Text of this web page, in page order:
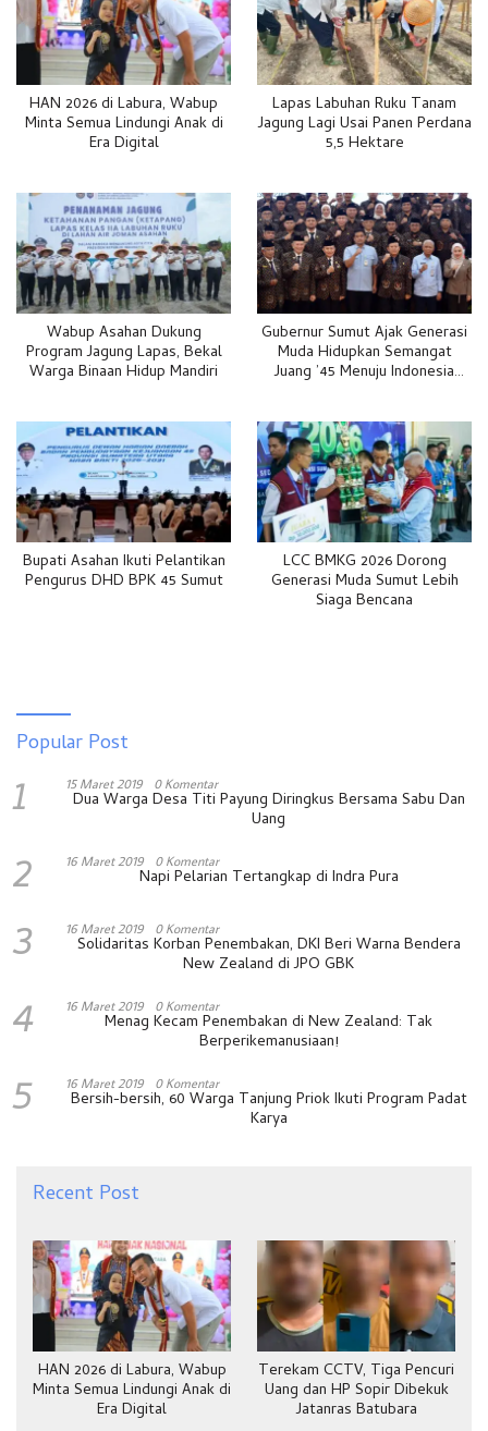
HAN 2026 di Labura, Wabup
Minta Semua Lindungi Anak di
Era Digital
Lapas Labuhan Ruku Tanam
Jagung Lagi Usai Panen Perdana
5,5 Hektare
Wabup Asahan Dukung
Program Jagung Lapas, Bekal
Warga Binaan Hidup Mandiri
Gubernur Sumut Ajak Generasi
Muda Hidupkan Semangat
Juang ’45 Menuju Indonesia
Bupati Asahan Ikuti Pelantikan
Pengurus DHD BPK 45 Sumut
LCC BMKG 2026 Dorong
Generasi Muda Sumut Lebih
Siaga Bencana
Popular Post
1 15 Maret 2019 0 Komentar
Dua Warga Desa Titi Payung Diringkus Bersama Sabu Dan
Uang
2 16 Maret 2019 0 Komentar
Napi Pelarian Tertangkap di Indra Pura
3 16 Maret 2019 0 Komentar
Solidaritas Korban Penembakan, DKI Beri Warna Bendera
New Zealand di JPO GBK
4 16 Maret 2019 0 Komentar
Menag Kecam Penembakan di New Zealand: Tak
Berperikemanusiaan!
5 16 Maret 2019 0 Komentar
Bersih-bersih, 60 Warga Tanjung Priok Ikuti Program Padat
Karya
Recent Post
HAN 2026 di Labura, Wabup
Minta Semua Lindungi Anak di
Era Digital
Terekam CCTV, Tiga Pencuri
Uang dan HP Sopir Dibekuk
Jatanras Batubara